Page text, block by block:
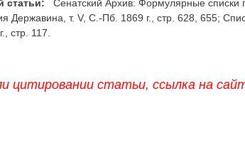
статьи:
Сенатский Архив: Формулярные списки
Державина, т. V, С.-Пб. 1869 г., стр. 628, 655;
стр. 117.
цитировании статьи, ссылка на